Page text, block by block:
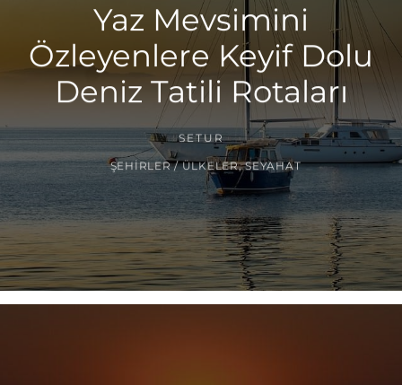
Yaz Mevsimini
Özleyenlere Keyif Dolu
Deniz Tatili Rotaları
SETUR
ŞEHIRLER / ÜLKELER,SEYAHAT